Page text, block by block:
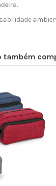
também
Copo de